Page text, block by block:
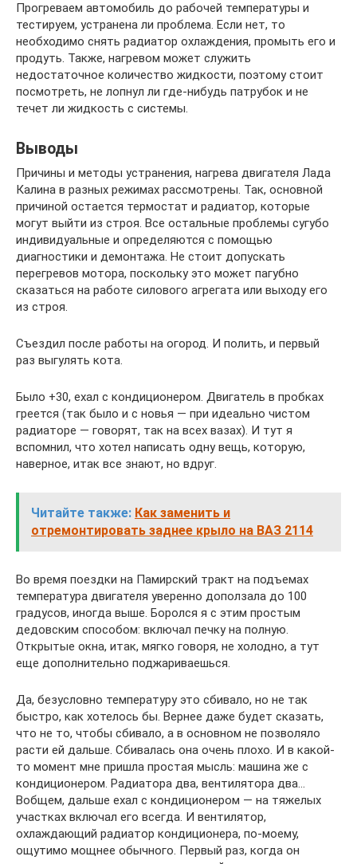
Прогреваем автомобиль до рабочей температуры и
тестируем, устранена ли проблема. Если нет, то
необходимо снять радиатор охлаждения, промыть его и
продуть. Также, нагревом может служить
недостаточное количество жидкости, поэтому стоит
посмотреть, не лопнул ли где-нибудь патрубок и не
течет ли жидкость с системы.
Выводы
Причины и методы устранения, нагрева двигателя Лада
Калина в разных режимах рассмотрены. Так, основной
причиной остается термостат и радиатор, которые
могут выйти из строя. Все остальные проблемы сугубо
индивидуальные и определяются с помощью
диагностики и демонтажа. Не стоит допускать
перегревов мотора, поскольку это может пагубно
сказаться на работе силового агрегата или выходу его
из строя.
Съездил после работы на огород. И полить, и первый
раз выгулять кота.
Было +30, ехал с кондиционером. Двигатель в пробках
греется (так было и с новья — при идеально чистом
радиаторе — говорят, так на всех вазах). И тут я
вспомнил, что хотел написать одну вещь, которую,
наверное, итак все знают, но вдруг.
Читайте также: Как заменить и
отремонтировать заднее крыло на ВАЗ 2114
Во время поездки на Памирский тракт на подъемах
температура двигателя уверенно доползала до 100
градусов, иногда выше. Боролся я с этим простым
дедовским способом: включал печку на полную.
Открытые окна, итак, мягко говоря, не холодно, а тут
еще дополнительно поджариваешься.
Да, безусловно температуру это сбивало, но не так
быстро, как хотелось бы. Вернее даже будет сказать,
что не то, чтобы сбивало, а в основном не позволяло
расти ей дальше. Сбивалась она очень плохо. И в какой-
то момент мне пришла простая мысль: машина же с
кондиционером. Радиатора два, вентилятора два…
Вобщем, дальше ехал с кондиционером — на тяжелых
участках включал его всегда. И вентилятор,
охлаждающий радиатор кондиционера, по-моему,
ощутимо мощнее обычного. Первый раз, когда он